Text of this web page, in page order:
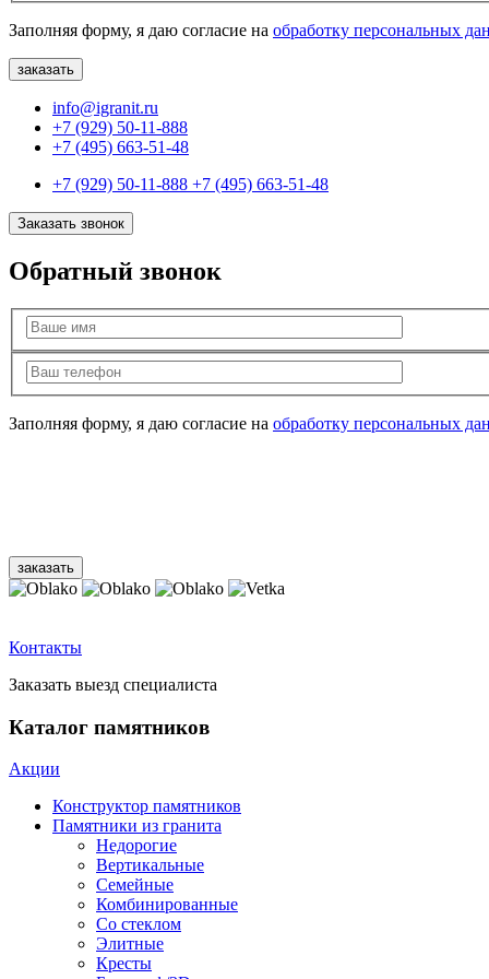
Заполняя форму, я даю согласие на обработку персональных
info@igranit.ru
+7 (929) 50-11-888
+7 (495) 663-51-48
+7 (929) 50-11-888 +7 (495) 663-51-48
Заказать звонок
Обратный звонок
Заполняя форму, я даю согласие на обработку персональных
Контакты
Заказать выезд специалиста
Каталог памятников
Акции
Конструктор памятников
Памятники из гранита
Недорогие
Вертикальные
Семейные
Комбинированные
Со стеклом
Элитные
Кресты